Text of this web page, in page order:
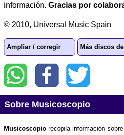
información. Gracias por
© 2010, Universal Music Spain
Ampliar / corregir Más discos
Sobre Musicoscopio
Musicoscopio recopila información